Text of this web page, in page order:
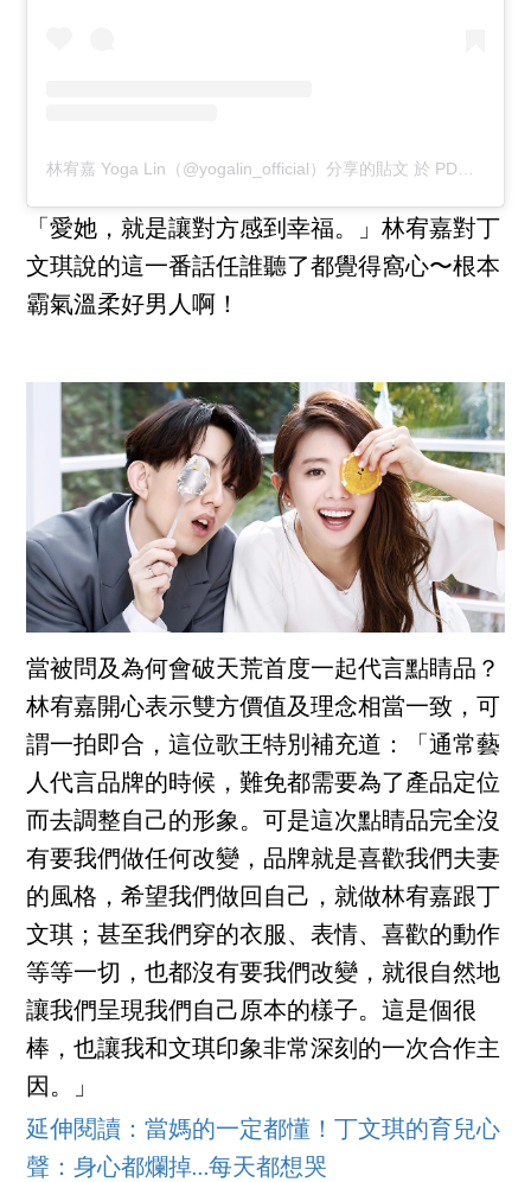
林宥嘉 Yoga Lin（@yogalin_official）分享的貼文 於 PDT 2018 年 8月 月 4 日 上午 5:39
「愛她，就是讓對方感到幸福。」林宥嘉對丁
文琪說的這一番話任誰聽了都覺得窩心〜根本
霸氣溫柔好男人啊！
當被問及為何會破天荒首度一起代言點睛品？
林宥嘉開心表示雙方價值及理念相當一致，可
謂一拍即合，這位歌王特別補充道：「通常藝
人代言品牌的時候，難免都需要為了產品定位
而去調整自己的形象。可是這次點睛品完全沒
有要我們做任何改變，品牌就是喜歡我們夫妻
的風格，希望我們做回自己，就做林宥嘉跟丁
文琪；甚至我們穿的衣服、表情、喜歡的動作
等等一切，也都沒有要我們改變，就很自然地
讓我們呈現我們自己原本的樣子。這是個很
棒，也讓我和文琪印象非常深刻的一次合作主
因。」
延伸閱讀：當媽的一定都懂！丁文琪的育兒心
聲：身心都爛掉…每天都想哭